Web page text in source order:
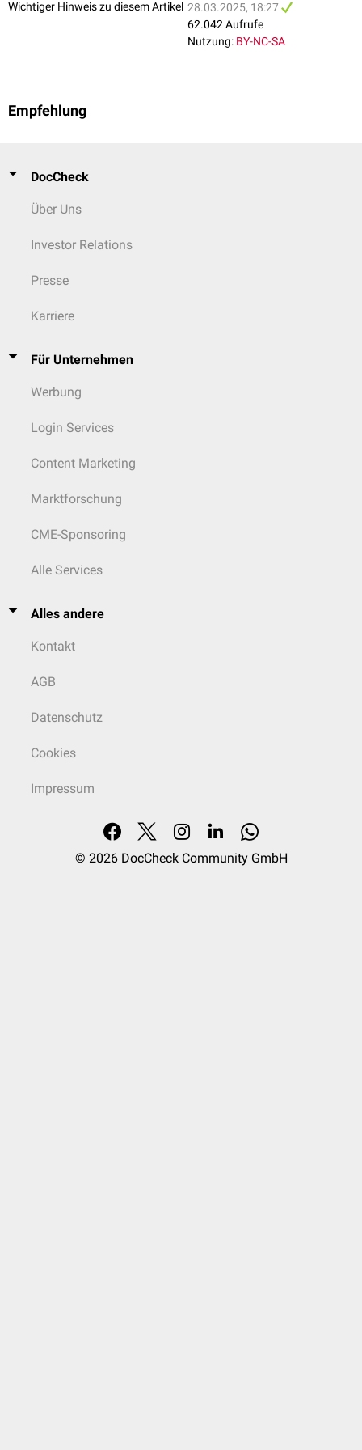
Prothrombin
Wichtiger Hinweis zu diesem Artikel 28.03.2025, 18:27
62.042 Aufrufe
Nutzung: BY-NC-SA
Empfehlung
DocCheck
Über Uns
Investor Relations
Presse
Karriere
Für Unternehmen
Werbung
Login Services
Content Marketing
Marktforschung
CME-Sponsoring
Alle Services
Alles andere
Kontakt
AGB
Datenschutz
Cookies
Impressum
© 2026 DocCheck Community GmbH